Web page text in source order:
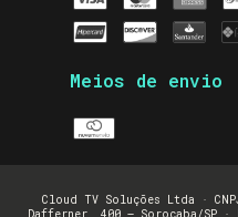
Meios de envio
Cloud TV Soluções Ltda ·